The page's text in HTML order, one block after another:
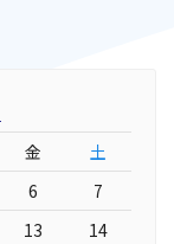
金
土
6
7
13
14